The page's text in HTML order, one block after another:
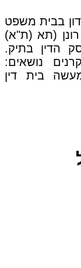
בבית משפט
(תא (ת"א)
12.1.10 ניתן פסק הדין בתיק.
נושאים:
בית דין